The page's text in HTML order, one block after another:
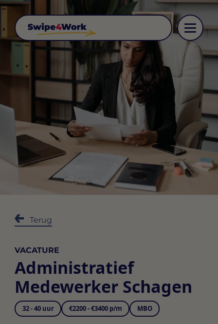
Terug
VACATURE
Administratief
Medewerker Schagen
32 - 40 uur €2200 - €3400 p/m MBO